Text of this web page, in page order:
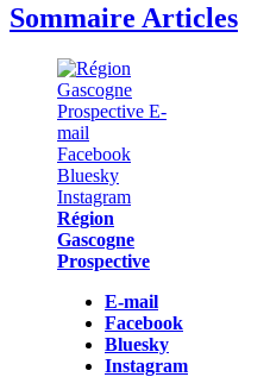
Sommaire Articles
Région
Gascogne
Prospective
E-mail
Facebook
Bluesky
Instagram